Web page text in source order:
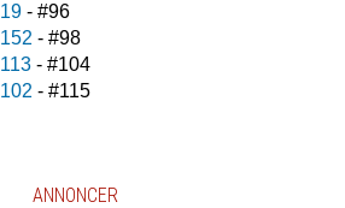
19- #96
152 - #98
113- #104
102 - #115
ANNONCER